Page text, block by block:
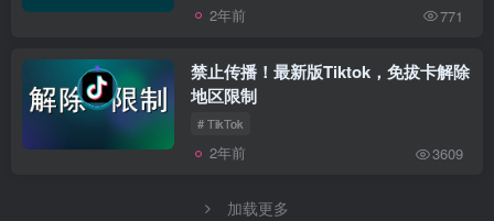
2年前 771
禁止传播！最新版Tiktok，免拔卡解除
地区限制
# TikTok
2年前 3609
加载更多